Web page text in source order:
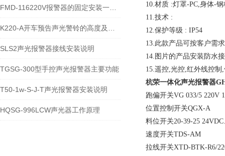
SLS2声光报警器接线安装说明
TGSG-300型手控声光报警器主要功能
T50-1w-S-J-T声光报警器安装说明
HQSG-996LCW声光器工作原理
10.材质 :灯罩-PC,身体-
11.技术 :
12.保护等级 : IP54
13.此款产品可按客户需
14.图片的产品安装防水
15.遥控,光控,红外线控
杭荣一体化声光报警器
跑偏开关VG 033/5 220V
位置控制开关QGX-A
料位开关20-39-25
速度开关TDS-AM
拉线开关XTD-BTK-R6/